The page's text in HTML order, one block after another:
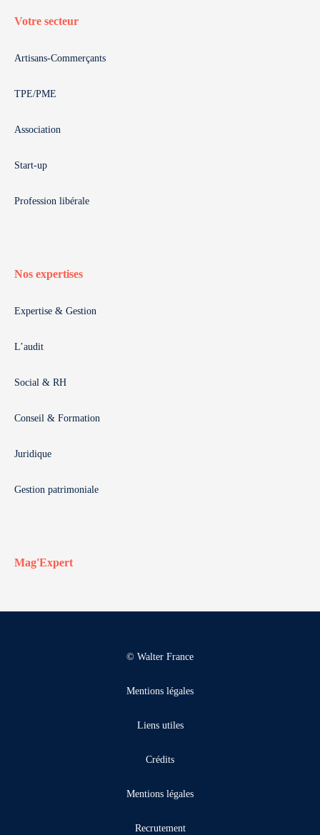
Votre secteur
Artisans-Commerçants
TPE/PME
Association
Start-up
Profession libérale
Nos expertises
Expertise & Gestion
L’audit
Social & RH
Conseil & Formation
Juridique
Gestion patrimoniale
Mag'Expert
© Walter France
Mentions légales
Liens utiles
Crédits
Mentions légales
Recrutement